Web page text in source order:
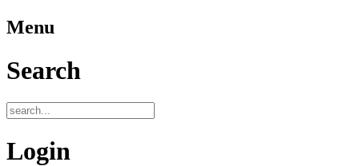
Menu
Search
Login